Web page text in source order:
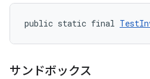
public static final
サンドボックス